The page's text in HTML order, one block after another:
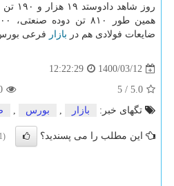
ضایعات فولادی هم در بازار فرعی بورس
1400/03/12
12:22:29
5.0
/
5
تگهای خبر:
بازار , بورس ,
این مطلب را می پسندید؟ (1)